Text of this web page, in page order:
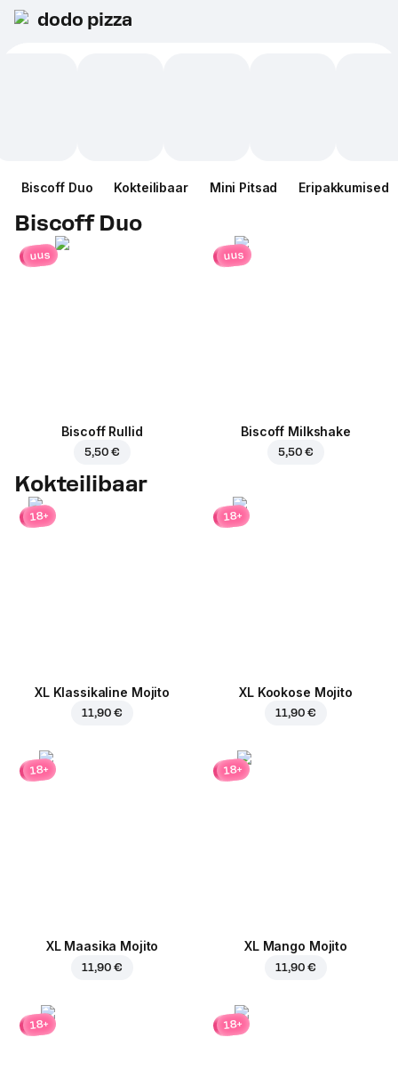
dodo pizza
Biscoff Duo Kokteilibaar Mini Pitsad Eripakkumised
Biscoff Duo
uus
Biscoff Rullid
5,50 €
uus
Biscoff Milkshake
5,50 €
Kokteilibaar
18+
XL Klassikaline Mojito
11,90 €
18+
XL Kookose Mojito
11,90 €
18+
XL Maasika Mojito
11,90 €
18+
XL Mango Mojito
11,90 €
18+ 18+